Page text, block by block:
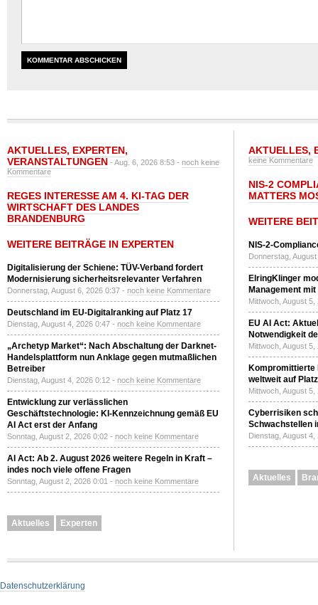
AKTUELLES, EXPERTEN,
VERANSTALTUNGEN - Aug. 6, 2026 8:53 - noch keine
Kommentare
REGES INTERESSE AM 4. KI-TAG DER
WIRTSCHAFT DES LANDES
BRANDENBURG
WEITERE BEITRÄGE IN EXPERTEN
Digitalisierung der Schiene: TÜV-Verband fordert
Modernisierung sicherheitsrelevanter Verfahren
Donnerstag, August 6, 2026 0:37 - noch keine Kommentare
Deutschland im EU-Digitalranking auf Platz 17
Dienstag, August 4, 2026 0:47 - noch keine Kommentare
„Archetyp Market“: Nach Abschaltung der Darknet-
Handelsplattform nun Anklage gegen mutmaßlichen
Betreiber
Dienstag, August 4, 2026 0:12 - noch keine Kommentare
Entwicklung zur verlässlichen
Geschäftstechnologie: KI-Kennzeichnung gemäß EU
AI Act erst der Anfang
Sonntag, August 2, 2026 0:02 - noch keine Kommentare
AI Act: Ab 2. August 2026 weitere Regeln in Kraft –
indes noch viele offene Fragen
Sonntag, August 2, 2026 0:01 - noch keine Kommentare
Aktuelles Experten
AKTUELLES,
keine Kommentare
NIS-2
MATTERS
WEITERE
NIS-2-
Donnerstag,
ElringKlinger
Management
Mittwoch, August
EU AI Act:
Notwendigkeit
Mittwoch, August
Kompromittierte
weltweit auf
Mittwoch, August
Cyberrisiken
Schwachstellen
Dienstag, August
Aktuelles
Datenschutzerklärung